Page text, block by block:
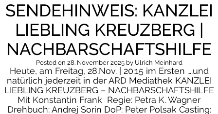
SENDEHINWEIS: KANZLEI
LIEBLING KREUZBERG |
NACHBARSCHAFTSHILFE
Posted on 28. November 2025by Ulrich Meinhard
Heute, am Freitag, 28.Nov. | 20:15 im Ersten ….und
natürlich jederzeit in der ARD Mediathek KANZLEI
LIEBLING KREUZBERG – NACHBARSCHAFTSHILFE
Mit Konstantin Frank Regie: Petra K. Wagner
Drehbuch: Andrej Sorin DoP: Peter Polsak Casting: